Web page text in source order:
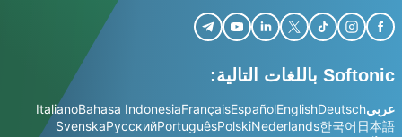
Softonic باللغات التالية:
عربيDeutsch
English
Español
Français
Bahasa Indonesia
Italiano
日本語
한국어
Nederlands
Polski
Português
Русский
Svenska